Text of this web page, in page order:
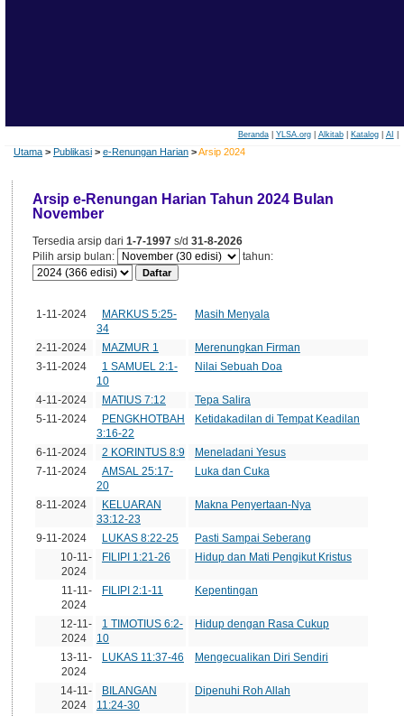
Beranda| YLSA.org| Alkitab| Katalog| AI
Utama > Publikasi > e-Renungan Harian >Arsip 2024
Arsip e-Renungan Harian Tahun 2024 Bulan
November
Tersedia arsip dari 1-7-1997s/d 31-8-2026
Pilih arsip bulan:
tahun:
1-11-2024
MARKUS 5:25-
34
Masih Menyala
2-11-2024 MAZMUR 1
Merenungkan Firman
3-11-2024
1 SAMUEL 2:1-
10
Nilai Sebuah Doa
4-11-2024 MATIUS 7:12
Tepa Salira
5-11-2024
PENGKHOTBAH
3:16-22
Ketidakadilan di Tempat Keadilan
6-11-2024 2 KORINTUS 8:9
Meneladani Yesus
7-11-2024
AMSAL 25:17-
20
Luka dan Cuka
8-11-2024
KELUARAN
33:12-23
Makna Penyertaan-Nya
9-11-2024 LUKAS 8:22-25
Pasti Sampai Seberang
10-11-
2024
FILIPI 1:21-26 Hidup dan Mati Pengikut Kristus
11-11-
2024
FILIPI 2:1-11 Kepentingan
12-11-
2024
1 TIMOTIUS 6:2-
10
Hidup dengan Rasa Cukup
13-11-
2024
LUKAS 11:37-46 Mengecualikan Diri Sendiri
14-11-
2024
BILANGAN
11:24-30
Dipenuhi Roh Allah